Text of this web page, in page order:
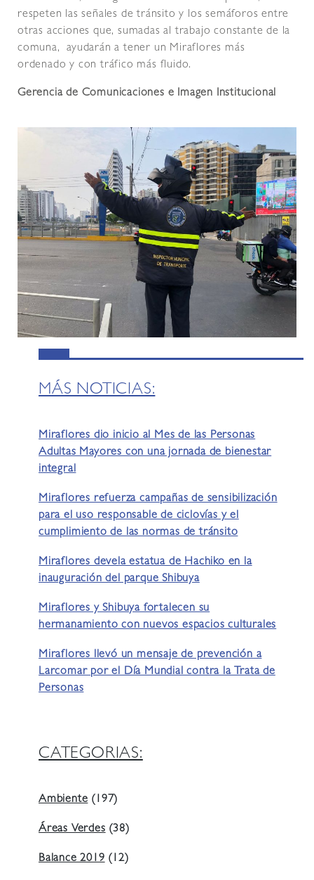
respeten las señales de tránsito y los semáforos entre
otras acciones que, sumadas al trabajo constante de la
comuna, ayudarán a tener un Miraflores más
ordenado y con tráfico más fluido.
Gerencia de Comunicaciones e Imagen Institucional
MÁS NOTICIAS:
Miraflores dio inicio al Mes de las Personas
Adultas Mayores con una jornada de bienestar
integral
Miraflores refuerza campañas de sensibilización
para el uso responsable de ciclovías y el
cumplimiento de las normas de tránsito
Miraflores devela estatua de Hachiko en la
inauguración del parque Shibuya
Miraflores y Shibuya fortalecen su
hermanamiento con nuevos espacios culturales
Miraflores llevó un mensaje de prevención a
Larcomar por el Día Mundial contra la Trata de
Personas
CATEGORIAS:
Ambiente (197)
Áreas Verdes (38)
Balance 2019 (12)